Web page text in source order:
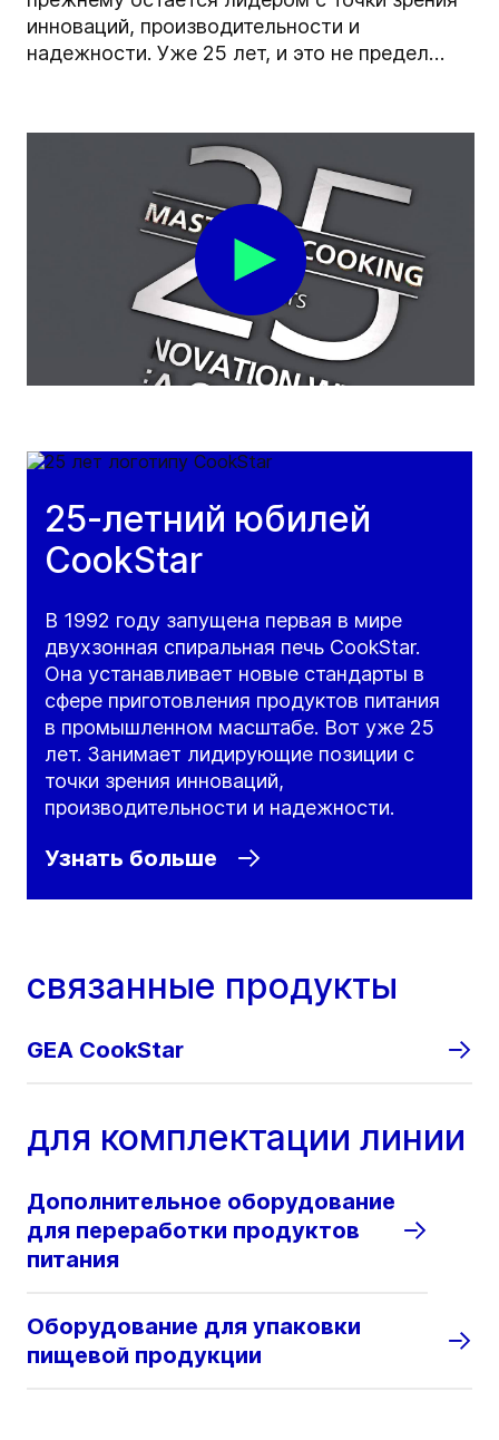
инноваций, производительности и
надежности. Уже 25 лет, и это не предел…
25-летний юбилей
CookStar
В 1992 году запущена первая в мире
двухзонная спиральная печь CookStar.
Она устанавливает новые стандарты в
сфере приготовления продуктов питания
в промышленном масштабе. Вот уже 25
лет. Занимает лидирующие позиции с
точки зрения инноваций,
производительности и надежности.
Узнать больше
связанные продукты
GEA CookStar
для комплектации линии
Дополнительное оборудование
для переработки продуктов
питания
Оборудование для упаковки
пищевой продукции